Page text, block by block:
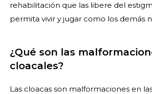
rehabilitación que las libere del
permita vivir y jugar como los demás
¿Qué son las
cloacales?
Las cloacas son malformaciones en